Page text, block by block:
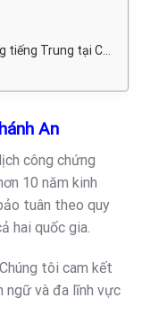
Trung tại Cần Thơ:
An
công chứng
10 năm kinh
tuân theo quy
hai quốc gia.
tôi cam kết
ngữ và đa lĩnh vực